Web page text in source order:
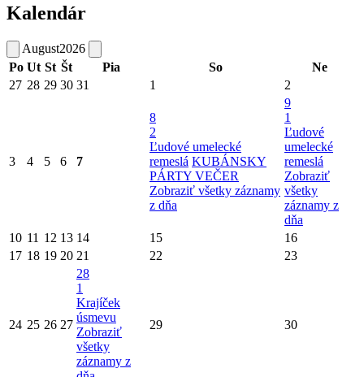
Kalendár
August2026
Po Ut St Št Pia So
Ne
27 28 29 30 31 1 2
3 4 5 6 7
8
2
Ľudové umelecké
remeslá KUBÁNSKY
PÁRTY VEČER
Zobraziť všetky záznamy
z dňa
9
1
Ľudové
umelecké
remeslá
Zobraziť
všetky
záznamy z
dňa
10 11 12 13 14 15
16
17 18 19 20 21 22 23
24 25 26 27
28
1
Krajíček
úsmevu
Zobraziť
všetky
záznamy z
29 30